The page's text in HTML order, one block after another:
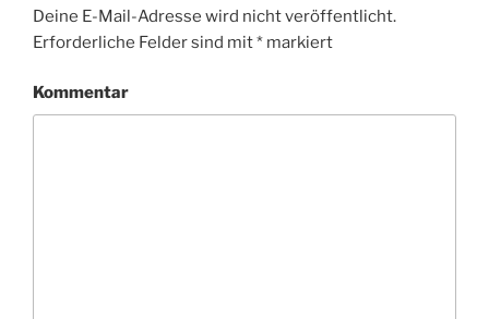
Deine E-Mail-Adresse wird nicht veröffentlicht.
Erforderliche Felder sind mit* markiert
Kommentar